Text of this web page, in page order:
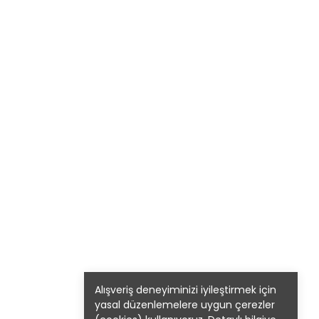
Alışveriş deneyiminizi iyileştirmek için
yasal düzenlemelere uygun çerezler